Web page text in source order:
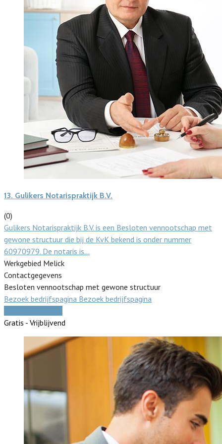
13. Gulikers Notarispraktijk B.V.
(0)
Gulikers Notarispraktijk B.V. is een Besloten vennootschap met
gewone structuur die bij de KvK bekend is onder nummer
60970979. De notaris is…
Werkgebied Melick
Contactgegevens
Besloten vennootschap met gewone structuur
Bezoek bedrijfspagina Bezoek bedrijfspagina
Gratis - Vrijblijvend